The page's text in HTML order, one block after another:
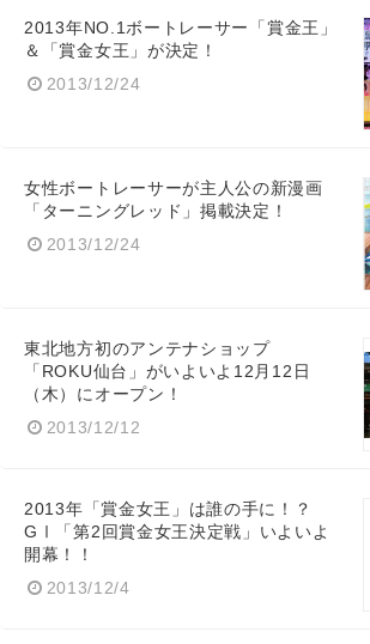
2013年NO.1ボートレーサー「賞金王」
＆「賞金女王」が決定！
2013/12/24
女性ボートレーサーが主人公の新漫画
「ターニングレッド」掲載決定！
2013/12/24
東北地方初のアンテナショップ
「ROKU仙台」がいよいよ12月12日
（木）にオープン！
2013/12/12
2013年「賞金女王」は誰の手に！？
GⅠ「第2回賞金女王決定戦」いよいよ
開幕！！
2013/12/4